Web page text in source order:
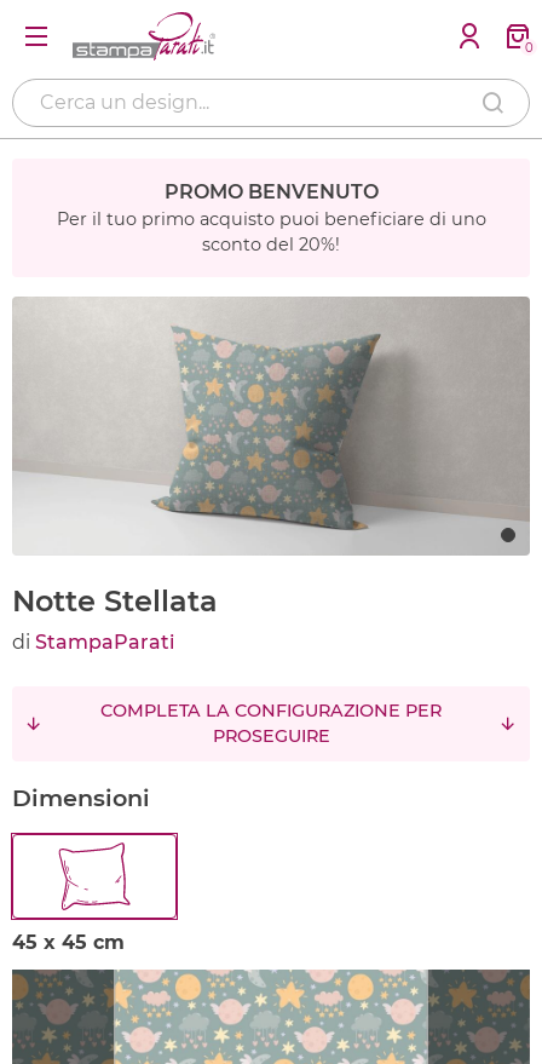
0
PROMO BENVENUTO
Per il tuo primo acquisto puoi beneficiare di uno
sconto del 20%!
Notte Stellata
di StampaParati
COMPLETA LA CONFIGURAZIONE PER
PROSEGUIRE
Dimensioni
45 x 45 cm